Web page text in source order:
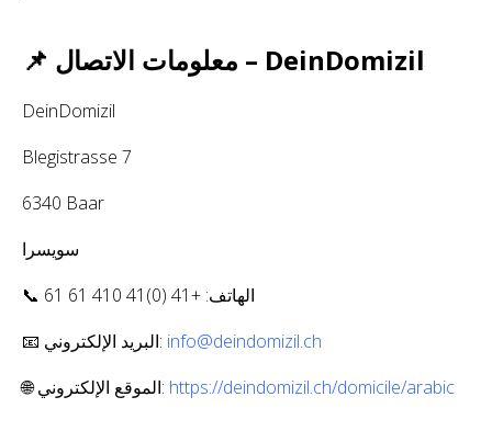
📌 معلومات الاتصال – DeinDomizil
DeinDomizil
Blegistrasse 7
6340 Baar
سويسرا
📞 الهاتف: +41 (0)41 410 61 61
📧 البريد الإلكتروني: info@deindomizil.ch
🌐 الموقع الإلكتروني: https://deindomizil.ch/domicile/arabic